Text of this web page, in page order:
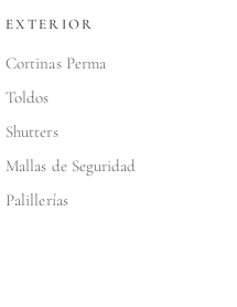
EXTERIOR
Cortinas Perma
Toldos
Shutters
Mallas de Seguridad
Palillerías